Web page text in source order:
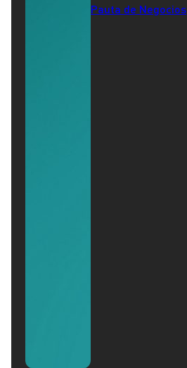
Pauta de Negocios